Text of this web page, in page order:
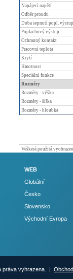
Napájecí napětí
Odběr proudu
Doba sepnutí popl.
Poplachový výstup
Ochranný kontakt
Pracovní teplota
Krytí
Hmotnost
Speciální funkce
Rozměry
Rozměry - výška
Rozměry - šířka
Rozměry - hloubka
Veškerá použitá
WEB
Globální
Česko
Slovensko
Východní Evropa
práva vyhrazena. |